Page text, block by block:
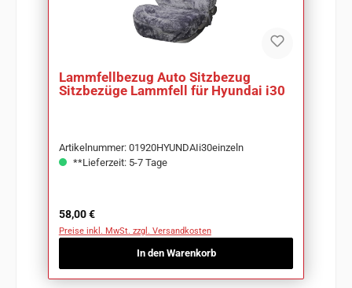
Lammfellbezug Auto Sitzbezug
Sitzbezüge Lammfell für Hyundai i30
Artikelnummer: 01920HYUNDAIi30einzeln
**Lieferzeit: 5-7 Tage
Regulärer Preis:
58,00 €
Preise inkl. MwSt. zzgl. Versandkosten
In den Warenkorb